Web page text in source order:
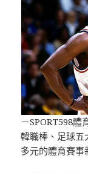
－SPORT598
韓職棒、足球五
多元的體育賽事